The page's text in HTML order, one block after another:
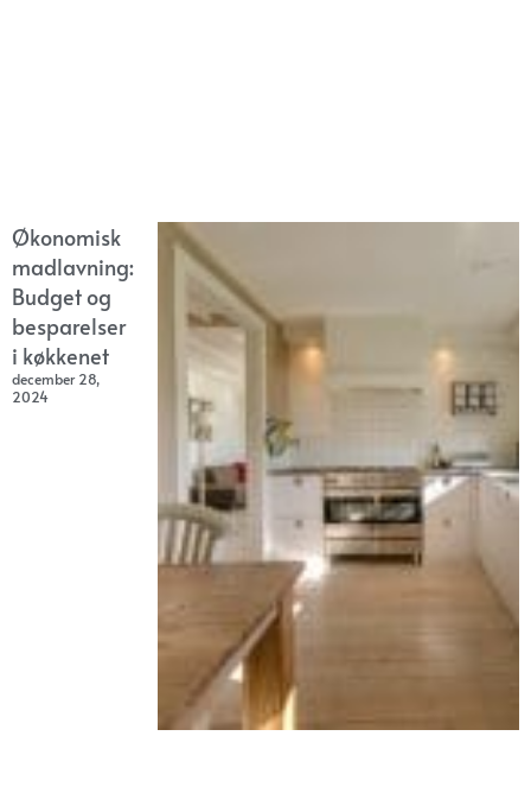
Økonomisk
madlavning:
Budget og
besparelser
i køkkenet
december 28,
2024